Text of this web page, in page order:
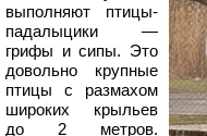
выполняют птицы-
падалыцики —
грифы и сипы. Это
довольно крупные
птицы с размахом
широких крыльев
до 2 метров.